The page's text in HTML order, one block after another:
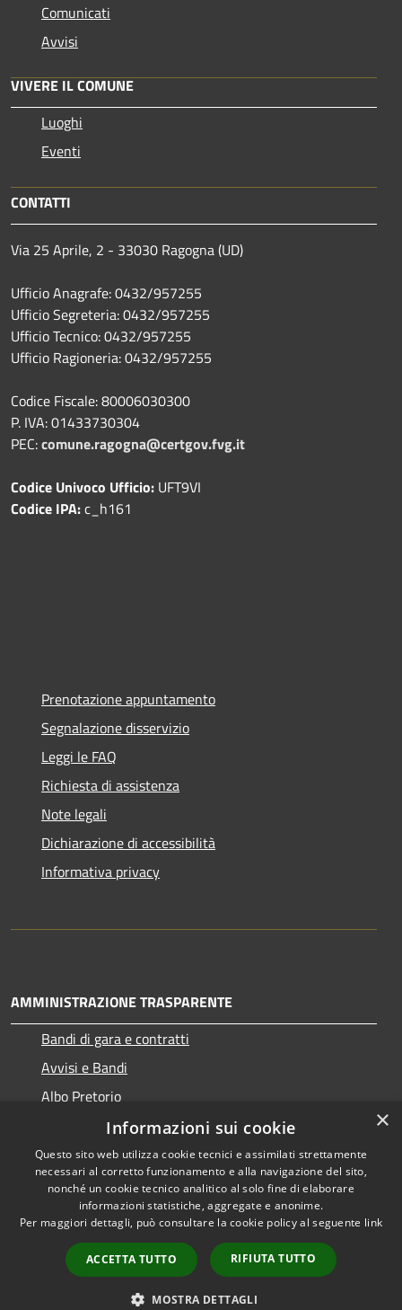
Comunicati
Avvisi
VIVERE IL COMUNE
Luoghi
Eventi
CONTATTI
Via 25 Aprile, 2 - 33030 Ragogna (UD)
Ufficio Anagrafe: 0432/957255
Ufficio Segreteria: 0432/957255
Ufficio Tecnico: 0432/957255
Ufficio Ragioneria: 0432/957255
Codice Fiscale: 80006030300
P. IVA: 01433730304
PEC:comune.ragogna@certgov.fvg.it
Codice Univoco Ufficio: UFT9VI
Codice IPA:c_h161
Prenotazione appuntamento
Segnalazione disservizio
Leggi le FAQ
Richiesta di assistenza
Note legali
Dichiarazione di accessibilità
Informativa privacy
AMMINISTRAZIONE TRASPARENTE
Bandi di gara e contratti
Avvisi e Bandi
Albo Pretorio
Accessibilità
Privacy
Mappa del sito
Come ci visita il cittadino
Copyright © 2026 • Comune di
Ragogna • Powered by
Municipium•Accesso
redazione
×
Informazioni sui cookie
Questo sito web utilizza cookie tecnici e assimilati strettamente
necessari al corretto funzionamento e alla navigazione del sito,
nonché un cookie tecnico analitico al solo fine di elaborare
informazioni statistiche, aggregate e anonime.
Per maggiori dettagli, può consultare la cookie policy al seguente link
ACCETTA TUTTO RIFIUTA TUTTO
MOSTRA DETTAGLI